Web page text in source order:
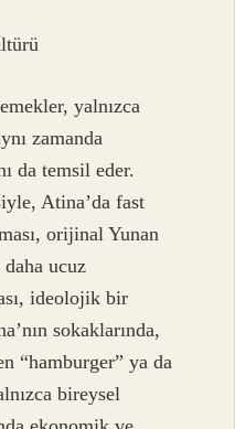
yalnızca
zamanda
da temsil eder.
Atina’da fast
orijinal Yunan
daha ucuz
ideolojik bir
sokaklarında,
“hamburger” ya da
bireysel